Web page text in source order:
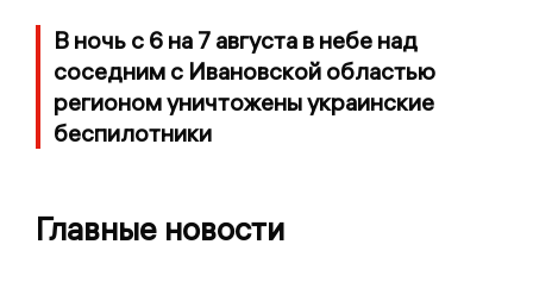
В ночь с 6 на 7 августа в небе над
соседним с Ивановской областью
регионом уничтожены украинские
беспилотники
Главные новости